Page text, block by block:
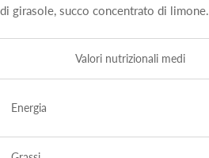
di girasole, succo concentrato di limone.
Valori nutrizionali medi
Energia